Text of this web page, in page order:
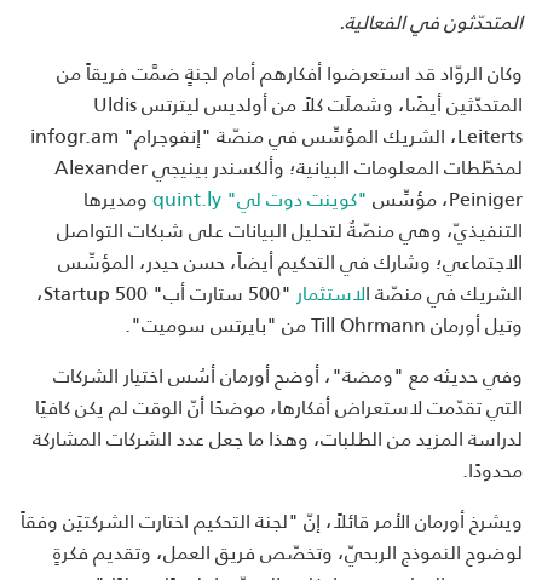
المتحدّثون في الفعالية.
وكان الروّاد قد استعرضوا أفكارهم أمام لجنةٍ ضمَّت فريقاً من
المتحدّثين أيضًا، وشملَت كلاً من أولديس ليترتس Uldis
Leiterts، الشريك المؤسِّس في منصّة "إنفوجرام" infogr.am
لمخطّطات المعلومات البيانية؛ وألكسندر بينيجي Alexander
Peiniger، مؤسِّس
"كوينت دوت لي" quint.ly
ومديرها
التنفيذيّ، وهي منصّةٌ لتحليل البيانات على شبكات التواصل
الاجتماعي؛ وشارك في التحكيم أيضاً، حسن حيدر، المؤسِّس
الشريك في منصّة الاستثمار
"500 ستارت أب" 500 Startup،
وتيل أورمان Till Ohrmann من "بايرتس سوميت".
وفي حديثه مع "ومضة"، أوضح أورمان أسُس اختيار الشركات
التي تقدّمت لاستعراض أفكارها، موضحًا أنّ الوقت لم يكن كافيًا
لدراسة المزيد من الطلبات، وهذا ما جعل عدد الشركات المشاركة
محدودًا.
ويشرخ أورمان الأمر قائلاً، إنّ "لجنة التحكيم اختارت الشركتيَن وفقاً
لوضوح النموذج الربحيّ، وتخصّص فريق العمل، وتقديم فكرةٍ